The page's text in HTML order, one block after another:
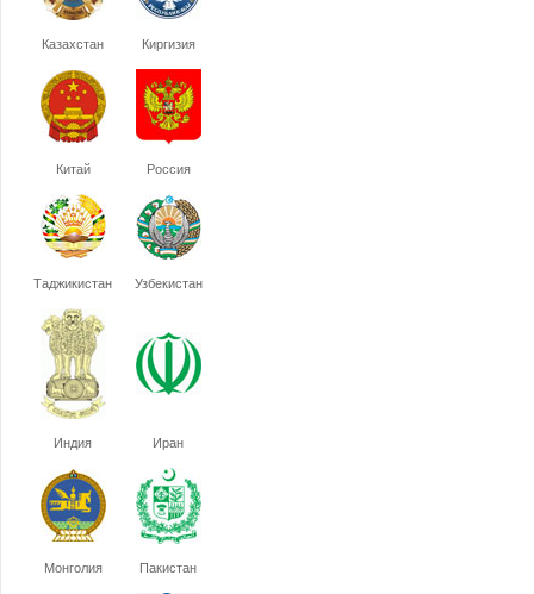
Казахстан Киргизия
Китай Россия
Таджикистан Узбекистан
Индия Иран
Монголия Пакистан